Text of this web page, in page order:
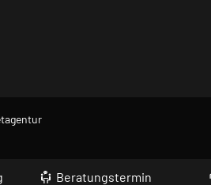
Beratungstermin